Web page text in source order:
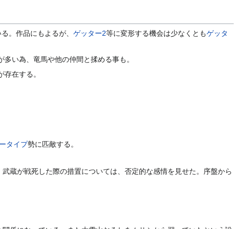
。作品にもよるが、 ゲッター2等に変形する機会は少なくともゲッタ
い為、竜馬や他の仲間と揉める事も。
存在する。
タイプ勢に匹敵する。
武蔵が戦死した際の措置については、否定的な感情を見せた。序盤から